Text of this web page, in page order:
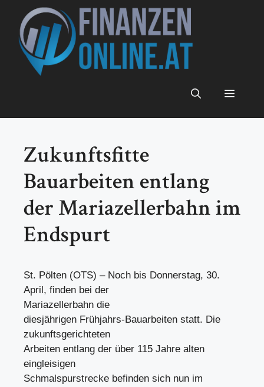
Inhalt
springen
Menü
Zukunftsfitte
Bauarbeiten entlang
der Mariazellerbahn im
Endspurt
St. Pölten (OTS) – Noch bis Donnerstag, 30.
April, finden bei der
Mariazellerbahn die
diesjährigen Frühjahrs-Bauarbeiten statt. Die
zukunftsgerichteten
Arbeiten entlang der über 115 Jahre alten
eingleisigen
Schmalspurstrecke befinden sich nun im